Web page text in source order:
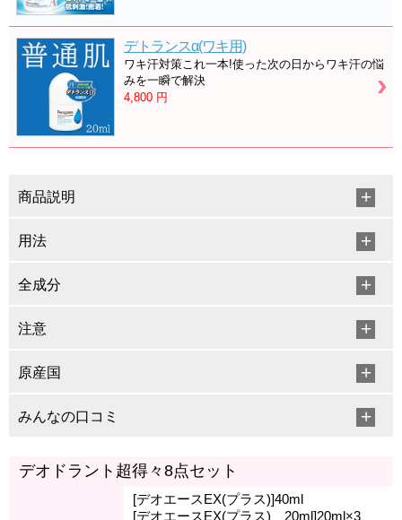
デトランスα(ワキ用)
ワキ汗対策これ一本!使った次の日からワキ汗の悩
みを一瞬で解決
4,800 円
商品説明
用法
全成分
注意
原産国
みんなの口コミ
デオドラント超得々8点セット
[デオエースEX(プラス)]40ml
[デオエースEX(プラス) 20ml]20ml×3